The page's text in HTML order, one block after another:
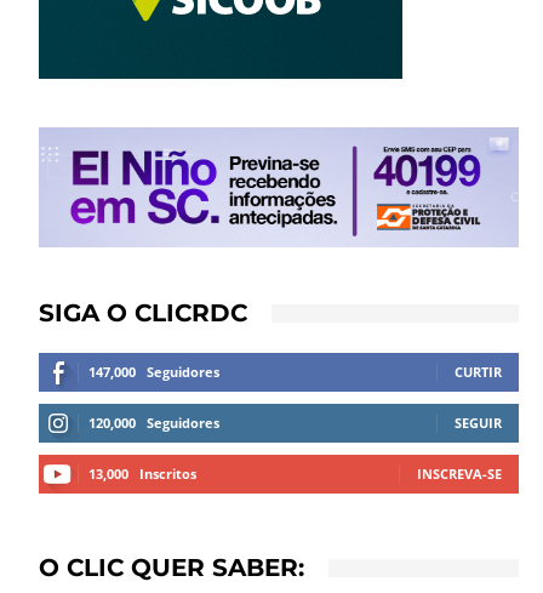
SIGA O CLICRDC
147,000 Seguidores CURTIR
120,000 Seguidores SEGUIR
13,000 Inscritos INSCREVA-SE
O CLIC QUER SABER: